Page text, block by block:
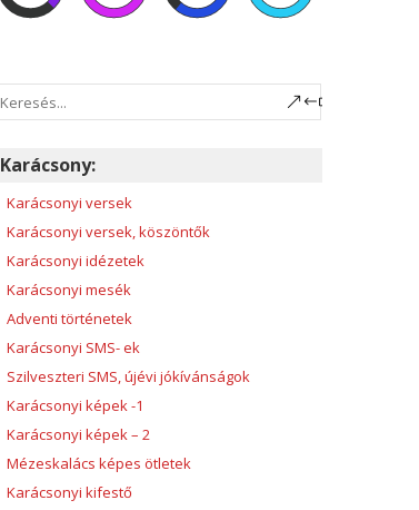
Karácsony:
Karácsonyi versek
Karácsonyi versek, köszöntők
Karácsonyi idézetek
Karácsonyi mesék
Adventi történetek
Karácsonyi SMS- ek
Szilveszteri SMS, újévi jókívánságok
Karácsonyi képek -1
Karácsonyi képek – 2
Mézeskalács képes ötletek
Karácsonyi kifestő